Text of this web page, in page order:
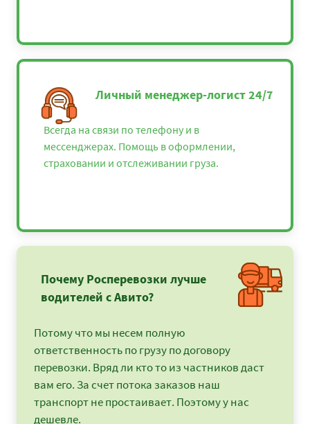
Личный менеджер-логист 24/7
Всегда на связи по телефону и в
мессенджерах. Помощь в оформлении,
страховании и отслеживании груза.
Почему Росперевозки лучше
водителей с Авито?
Потому что мы несем полную
ответственность по грузу по договору
перевозки. Вряд ли кто то из частников даст
вам его. За счет потока заказов наш
транспорт не простаивает. Поэтому у нас
дешевле.